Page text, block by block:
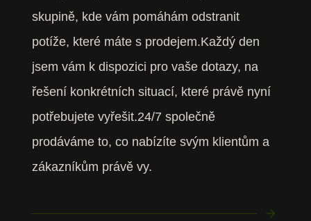
skupině, kde vám pomáhám odstranit
potíže, které máte s prodejem.Každý den
jsem vám k dispozici pro vaše dotazy, na
řešení konkrétních situací, které právě nyní
potřebujete vyřešit.24/7 společně
prodáváme to, co nabízíte svým klientům a
zákazníkům právě vy.